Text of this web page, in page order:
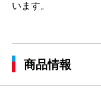
います。
商品情報